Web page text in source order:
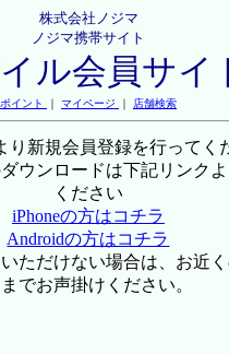
株式会社ノジマ
ノジマ携帯サイト
ル会員サイ
ポイント ｜ マイページ ｜ 店舗検索
り新規会員登録を行ってく
ウンロードは下記リンク
ください
iPhoneの方はコチラ
Androidの方はコチラ
ただけない場合は、お近
でお声掛けください。